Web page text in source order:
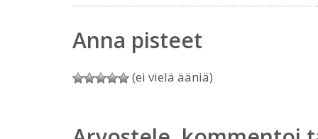
Anna pisteet
(ei vielä ääniä)